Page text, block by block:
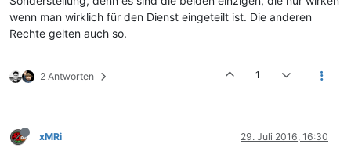
wenn man wirklich für den Dienst eingeteilt ist. Die anderen
Rechte gelten auch so.
2 Antworten 1
xMRi 29. Juli 2016, 16:30